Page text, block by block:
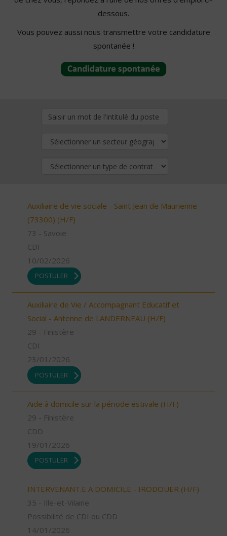
dessous.
Vous pouvez aussi nous transmettre votre candidature
spontanée !
Auxiliaire de vie sociale - Saint Jean de Maurienne
(73300) (H/F)
73 - Savoie
CDI
10/02/2026
POSTULER
Auxiliaire de Vie / Accompagnant Educatif et
Social - Antenne de LANDERNEAU (H/F)
29 - Finistère
CDI
23/01/2026
POSTULER
Aide à domicile sur la période estivale (H/F)
29 - Finistère
CDD
19/01/2026
POSTULER
INTERVENANT.E A DOMICILE - IRODOUER (H/F)
35 - Ille-et-Vilaine
Possibilité de CDI ou CDD
14/01/2026